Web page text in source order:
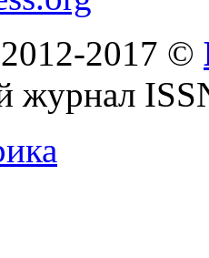
2017 ©
журнал